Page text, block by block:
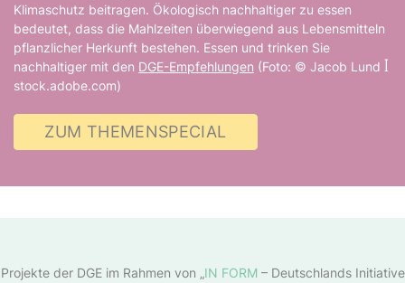
Klimaschutz beitragen. Ökologisch nachhaltiger zu essen
bedeutet, dass die Mahlzeiten überwiegend aus Lebensmitteln
pflanzlicher Herkunft bestehen. Essen und trinken Sie
nachhaltiger mit den DGE-Empfehlungen (Foto: © Jacob Lund ꟾ
stock.adobe.com)
ZUM THEMENSPECIAL
Projekte der DGE im Rahmen von „ IN FORM– Deutschlands Initiative